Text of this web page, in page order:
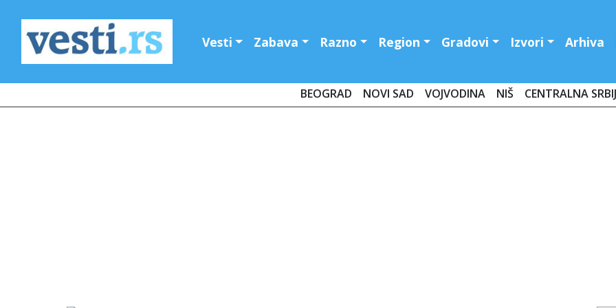
Vesti Zabava Razno Region Gradovi Izvori Arhiva
BEOGRAD NOVI SAD VOJVODINA NIŠ CENTRALNA